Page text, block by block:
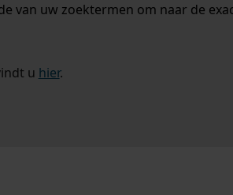
van uw zoektermen om naar de
u hier.